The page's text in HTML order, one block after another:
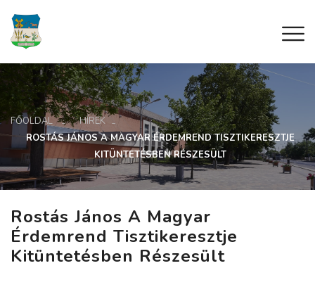
FŐOLDAL
HÍREK
ROSTÁS JÁNOS A MAGYAR ÉRDEMREND TISZTIKERESZTJE
KITÜNTETÉSBEN RÉSZESÜLT
Rostás János A Magyar
Érdemrend Tisztikeresztje
Kitüntetésben Részesült